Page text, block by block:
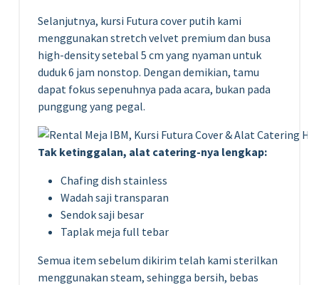
Selanjutnya, kursi Futura cover putih kami
menggunakan stretch velvet premium dan busa
high-density setebal 5 cm yang nyaman untuk
duduk 6 jam nonstop. Dengan demikian, tamu
dapat fokus sepenuhnya pada acara, bukan pada
punggung yang pegal.
Tak ketinggalan, alat catering-nya lengkap:
Chafing dish stainless
Wadah saji transparan
Sendok saji besar
Taplak meja full tebar
Semua item sebelum dikirim telah kami sterilkan
menggunakan steam, sehingga bersih, bebas